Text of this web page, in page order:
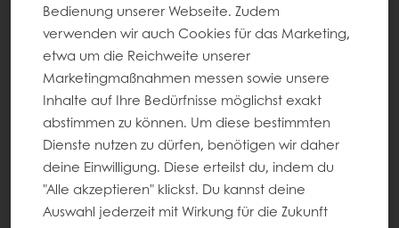
Bedienung unserer Webseite. Zudem
verwenden wir auch Cookies für das Marketing,
etwa um die Reichweite unserer
Marketingmaßnahmen messen sowie unsere
Inhalte auf Ihre Bedürfnisse möglichst exakt
abstimmen zu können. Um diese bestimmten
Dienste nutzen zu dürfen, benötigen wir daher
deine Einwilligung. Diese erteilst du, indem du
"Alle akzeptieren" klickst. Du kannst deine
Auswahl jederzeit mit Wirkung für die Zukunft